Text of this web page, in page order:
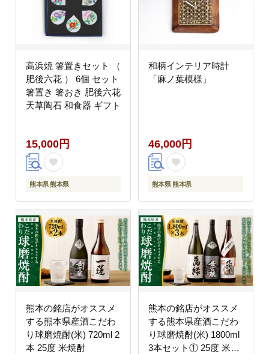
高浜焼 箸置きセット （
肥後六花 ） 6個 セット
箸置き 箸おき 肥後六花
天草陶石 和食器 ギフト
15,000円
熊本県 熊本県
和柄インテリア時計
「麻ノ葉模様」
46,000円
熊本県 熊本県
熊本の銘店がオススメ
する熊本県産酒こだわ
り球磨焼酎(米) 720ml 2
本 25度 米焼酎
熊本の銘店がオススメ
する熊本県産酒こだわ
り球磨焼酎(米) 1800ml
3本セット① 25度 米焼